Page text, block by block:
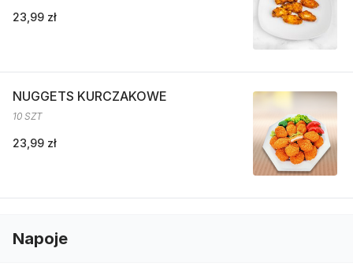
23,99 zł
NUGGETS KURCZAKOWE
10 SZT
23,99 zł
Napoje